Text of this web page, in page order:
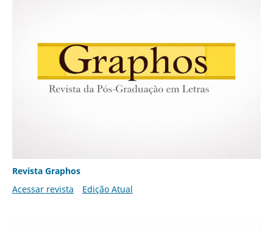
Revista Graphos
Acessar revista
Edição Atual